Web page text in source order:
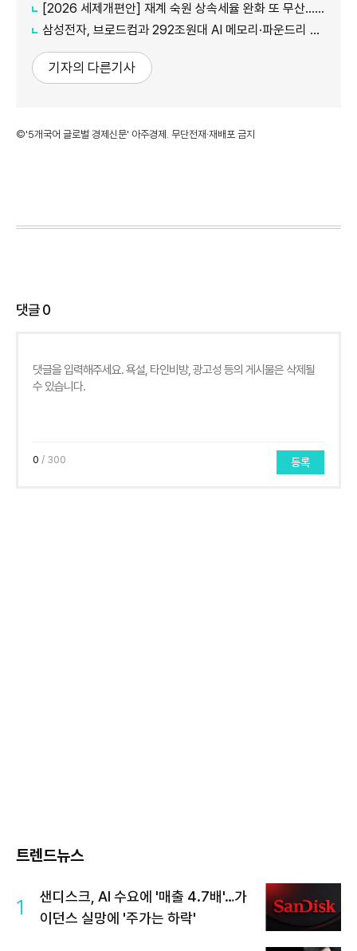
[2026 세제개편안] 재계 숙원 상속세율 완화 또 무산...국내생산·석화 세제지원 실효성 의문
삼성전자, 브로드컴과 292조원대 AI 메모리·파운드리 협력...차세대 HBM 경쟁력 입증
기자의 다른기사
©'5개국어 글로벌 경제신문' 아주경제. 무단전재·재배포 금지
댓글0
0 / 300 등록
트렌드뉴스
1
샌디스크, AI 수요에 '매출 4.7배'…가
이던스 실망에 '주가는 하락'